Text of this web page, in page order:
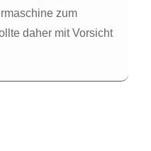
zum
daher mit Vorsicht